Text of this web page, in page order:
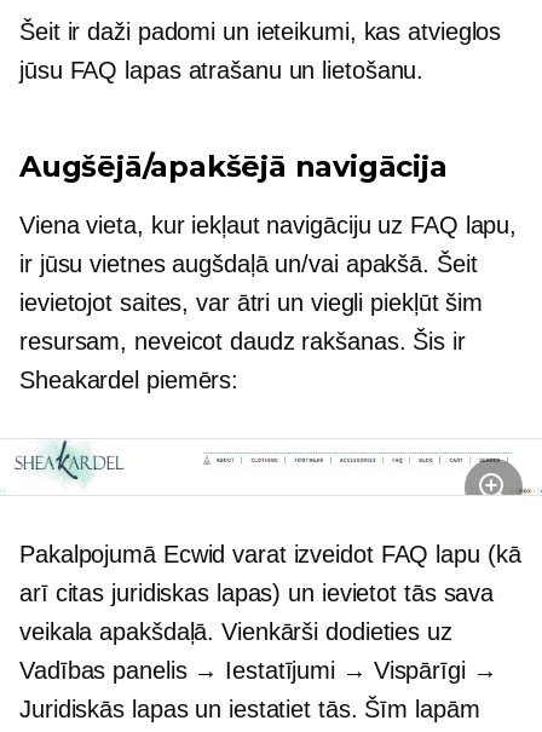
Šeit ir daži padomi un ieteikumi, kas atvieglos
jūsu FAQ lapas atrašanu un lietošanu.
Augšējā/apakšējā navigācija
Viena vieta, kur iekļaut navigāciju uz FAQ lapu,
ir jūsu vietnes augšdaļā un/vai apakšā. Šeit
ievietojot saites, var ātri un viegli piekļūt šim
resursam, neveicot daudz rakšanas. Šis ir
Sheakardel piemērs:
Pakalpojumā Ecwid varat izveidot FAQ lapu (kā
arī citas juridiskas lapas) un ievietot tās sava
veikala apakšdaļā. Vienkārši dodieties uz
Vadības panelis → Iestatījumi → Vispārīgi →
Juridiskās lapas un iestatiet tās. Šīm lapām